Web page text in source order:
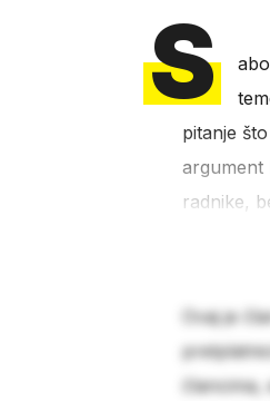
S
pitanje
argument
radnike,
Ovaj je